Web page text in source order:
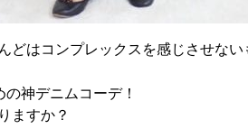
どはコンプレックスを感じさせな
神デニムコーデ！
ますか？